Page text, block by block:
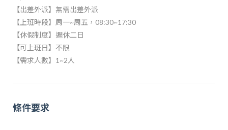
【出差外派】無需出差外派
【上班時段】周一~周五，08:30~17:30
【休假制度】週休二日
【可上班日】不限
【需求人數】1~2人
條件要求